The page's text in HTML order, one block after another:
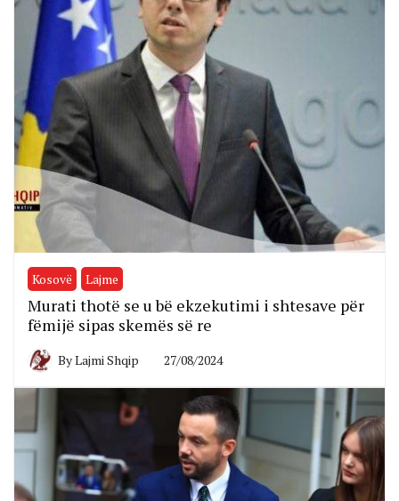
Kosovë Lajme
Murati thotë se u bë ekzekutimi i shtesave për
fëmijë sipas skemës së re
ByLajmi Shqip 27/08/2024